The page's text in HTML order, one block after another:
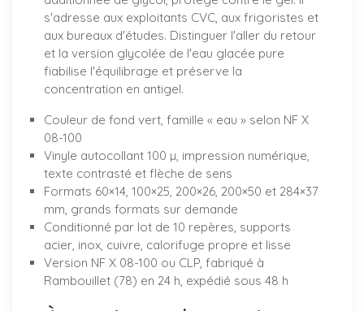
s'adresse aux exploitants CVC, aux frigoristes et
aux bureaux d'études. Distinguer l'aller du retour
et la version glycolée de l'eau glacée pure
fiabilise l'équilibrage et préserve la
concentration en antigel.
Couleur de fond vert, famille « eau » selon NF X
08-100
Vinyle autocollant 100 µ, impression numérique,
texte contrasté et flèche de sens
Formats 60×14, 100×25, 200×26, 200×50 et 284×37
mm, grands formats sur demande
Conditionné par lot de 10 repères, supports
acier, inox, cuivre, calorifuge propre et lisse
Version NF X 08-100 ou CLP, fabriqué à
Rambouillet (78) en 24 h, expédié sous 48 h